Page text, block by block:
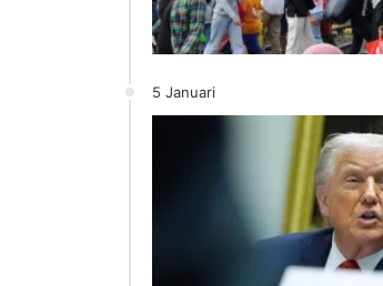
5 Januari